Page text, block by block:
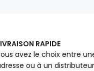
RAPIDE
avez le choix entre
ou à un